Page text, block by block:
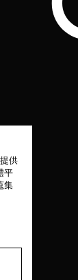
供
平
集